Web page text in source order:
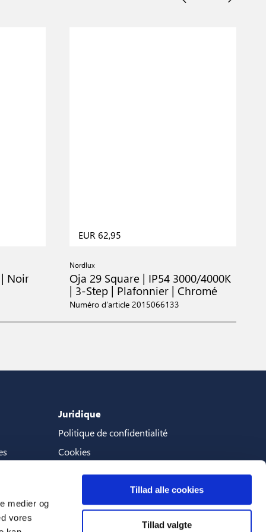
medier og
vores
Tillad alle cookies
Tillad valgte
Noir
EUR 62,95
Nordlux
Oja 29 Square | IP54 3000/4000K
| 3-Step | Plafonnier | Chromé
Numéro d’article 2015066133
Juridique
Politique de confidentialité
Cookies